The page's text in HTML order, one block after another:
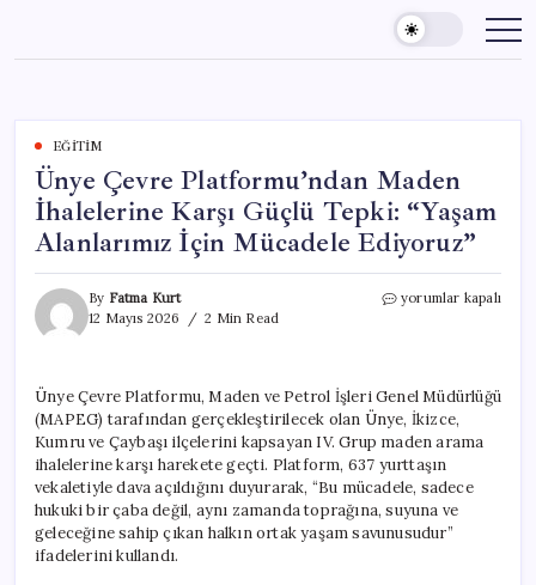
content
EĞITIM
Ünye Çevre Platformu’ndan Maden
İhalelerine Karşı Güçlü Tepki: “Yaşam
Alanlarımız İçin Mücadele Ediyoruz”
By Fatma Kurt
12 Mayıs 2026
2 Min Read
Ünye
Karşı
Güçlü
Tepki:
“Yaşam
Alanlarımız
İçin
Mücadele
Ediyoruz”
yorumlar kapalı
Ünye Çevre Platformu, Maden ve Petrol İşleri Genel Müdürlüğü
(MAPEG) tarafından gerçekleştirilecek olan Ünye, İkizce,
Kumru ve Çaybaşı ilçelerini kapsayan IV. Grup maden arama
ihalelerine karşı harekete geçti. Platform, 637 yurttaşın
vekaletiyle dava açıldığını duyurarak, “Bu mücadele, sadece
hukuki bir çaba değil, aynı zamanda toprağına, suyuna ve
geleceğine sahip çıkan halkın ortak yaşam savunusudur”
ifadelerini kullandı.